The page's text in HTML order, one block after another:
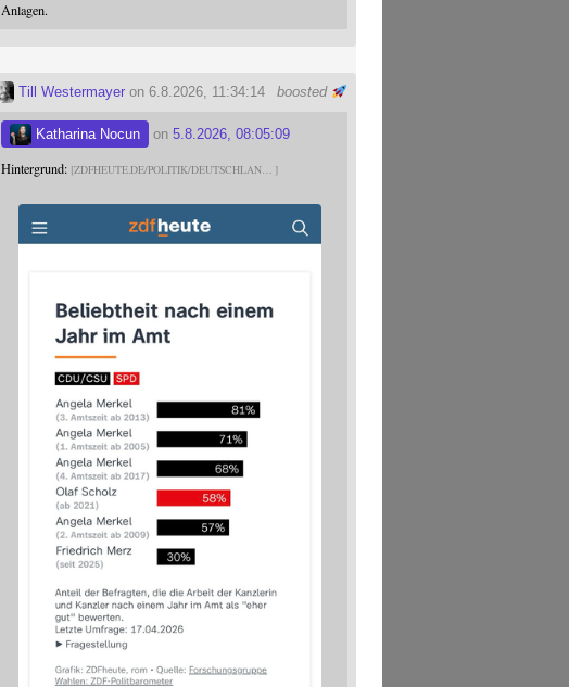
Anlagen.
boosted
Till Westermayer on 6.8.2026, 11:34:14
Katharina Nocun on5.8.2026, 08:05:09
Hintergrund: ZDFHEUTE.DE/POLITIK/DEUTSCHLAN